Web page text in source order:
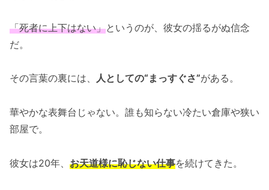
「死者に上下はない」というのが、彼女の揺るがぬ信念
だ。
その言葉の裏には、 人としての“まっすぐさ”がある。
華やかな表舞台じゃない。誰も知らない冷たい倉庫や狭い
部屋で。
彼女は20年、 お天道様に恥じない仕事を続けてきた。